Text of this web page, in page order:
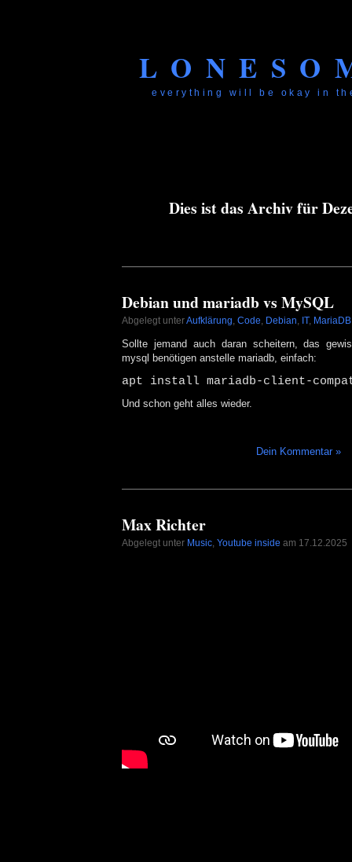
everything will be okay in
Dies ist das Archiv für
Debian und mariadb vs MySQL
Abgelegt unterAufklärung, Code, Debian, IT, MariaDB
Sollte jemand auch daran scheitern, das
mysql benötigen anstelle mariadb, einfach:
apt install mariadb-client-
Und schon geht alles wieder.
Dein Kommentar »
Max Richter
Abgelegt unter Music, Youtube inside am 17.12.2025